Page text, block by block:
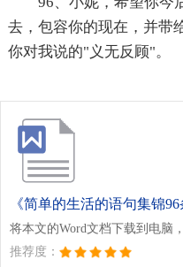
去，包容你的现在，并带
你对我说的"义无反顾"。
《简单的生活的语句集锦96
将本文的Word文档下载到电脑
推荐度：